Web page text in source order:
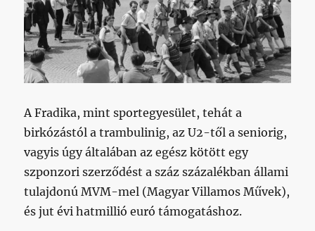
A Fradika, mint sportegyesület, tehát a
birkózástól a trambulinig, az U2-től a seniorig,
vagyis úgy általában az egész kötött egy
szponzori szerződést a száz százalékban állami
tulajdonú MVM-mel (Magyar Villamos Művek),
és jut évi hatmillió euró támogatáshoz.